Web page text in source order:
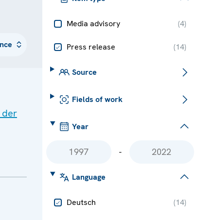
Media advisory (4)
Press release (14)
Source
Fields of work
Year
-
Language
Deutsch (14)
der